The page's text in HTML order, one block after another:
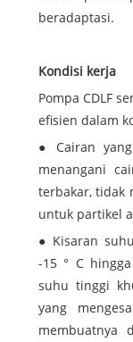
beradaptasi.
Kondisi kerja
Pompa CDLF
efisien dalam
● Cairan
menangani
terbakar, tidak
untuk partikel
● Kisaran
-15 ° C
suhu tinggi
yang
membuatnya